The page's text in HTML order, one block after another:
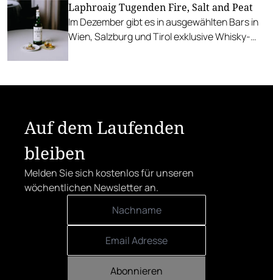
Laphroaig Tugenden Fire, Salt and Peat
Im Dezember gibt es in ausgewählten Bars in
Wien, Salzburg und Tirol exklusive Whisky-
Auf dem Laufenden
bleiben
Melden Sie sich kostenlos für unseren
wöchentlichen Newsletter an.
Abonnieren